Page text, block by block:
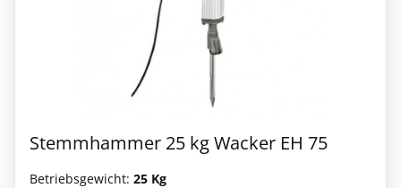
Stemmhammer 25 kg Wacker EH 75
Betriebsgewicht: 25 Kg